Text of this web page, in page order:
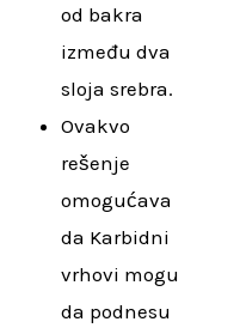
od bakra
između dva
sloja srebra.
Ovakvo
rešenje
omogućava
da Karbidni
vrhovi mogu
da podnesu